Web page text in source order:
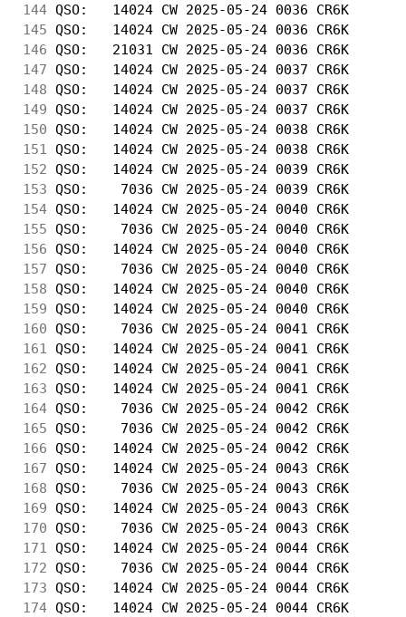
144 QSO:   14024 CW 2025-05-24 0036
145 QSO:   14024 CW 2025-05-24 0036
146 QSO:   21031 CW 2025-05-24 0036
147 QSO:   14024 CW 2025-05-24 0037
148 QSO:   14024 CW 2025-05-24 0037
149 QSO:   14024 CW 2025-05-24 0037
150 QSO:   14024 CW 2025-05-24 0038
151
QSO:   14024 CW 2025-05-24 0038
152 QSO:   14024 CW 2025-05-24 0039
153 QSO:    7036 CW 2025-05-24 0039
154 QSO:   14024 CW 2025-05-24 0040
155 QSO:    7036 CW 2025-05-24 0040
156 QSO:   14024 CW 2025-05-24 0040
157 QSO:    7036 CW 2025-05-24 0040
158 QSO:   14024 CW 2025-05-24 0040
159 QSO:   14024 CW 2025-05-24 0040
160 QSO:    7036 CW 2025-05-24 0041
161
QSO:   14024 CW 2025-05-24 0041
162 QSO:   14024 CW 2025-05-24 0041
163 QSO:   14024 CW 2025-05-24 0041
164 QSO:    7036 CW 2025-05-24 0042
165 QSO:    7036 CW 2025-05-24 0042
166 QSO:   14024 CW 2025-05-24 0042
167 QSO:   14024 CW 2025-05-24 0043
168 QSO:    7036 CW 2025-05-24 0043
169 QSO:   14024 CW 2025-05-24 0043
170 QSO:    7036 CW 2025-05-24 0043
171
QSO:   14024 CW 2025-05-24 0044
172 QSO:    7036 CW 2025-05-24 0044
173 QSO:   14024 CW 2025-05-24 0044
174 QSO:   14024 CW 2025-05-24 0044